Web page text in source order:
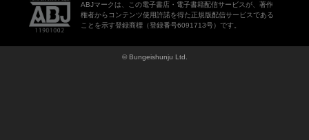
ABJマークは、この電子書店・電子書籍配信サービスが、著作
権者からコンテンツ使用許諾を得た正規版配信サービスである
ことを示す登録商標（登録番号6091713号）です。
© Bungeishunju Ltd.